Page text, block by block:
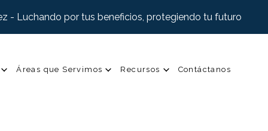
- Luchando por tus beneficios, protegiendo tu futuro
Áreas que Servimos Recursos Contáctanos